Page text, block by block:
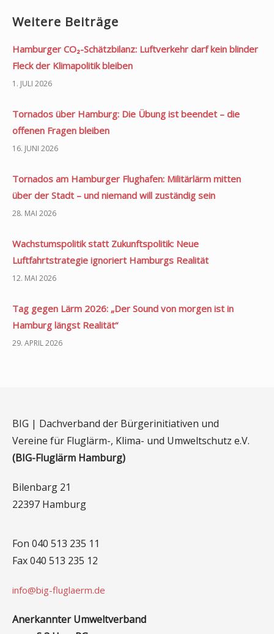
Weitere Beiträge
Hamburger CO₂-Schätzbilanz: Luftverkehr darf kein blinder
Fleck der Klimapolitik bleiben
1. JULI 2026
Tornados über Hamburg: Die Übung ist beendet – die
offenen Fragen bleiben
16. JUNI 2026
Tornados am Hamburger Flughafen: Militärlärm mitten
über der Stadt – und niemand will zuständig sein
28. MAI 2026
Wachstumspolitik statt Zukunftspolitik: Neue
Luftfahrtstrategie ignoriert Hamburgs Realität
12. MAI 2026
Tag gegen Lärm 2026: „Der Sound von morgen ist in
Hamburg längst Realität“
29. APRIL 2026
BIG | Dachverband der Bürgerinitiativen und
Vereine für Fluglärm-, Klima- und Umweltschutz e.V.
(BIG-Fluglärm Hamburg)
Bilenbarg 21
22397 Hamburg
Fon 040 513 235 11
Fax 040 513 235 12
info@big-fluglaerm.de
Anerkannter Umweltverband